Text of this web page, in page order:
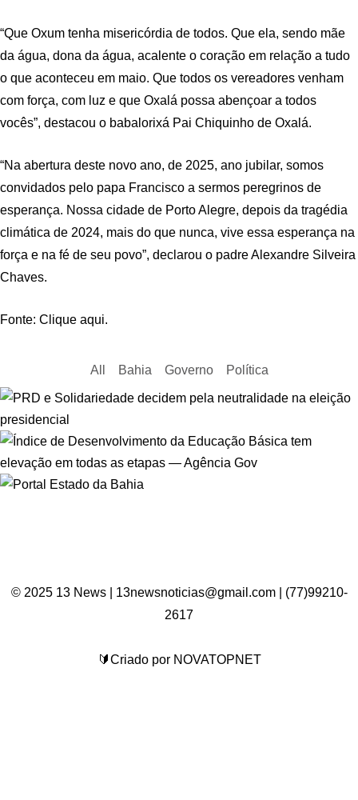
“Que Oxum tenha misericórdia de todos. Que ela, sendo mãe
da água, dona da água, acalente o coração em relação a tudo
o que aconteceu em maio. Que todos os vereadores venham
com força, com luz e que Oxalá possa abençoar a todos
vocês”, destacou o babalorixá Pai Chiquinho de Oxalá.
“Na abertura deste novo ano, de 2025, ano jubilar, somos
convidados pelo papa Francisco a sermos peregrinos de
esperança. Nossa cidade de Porto Alegre, depois da tragédia
climática de 2024, mais do que nunca, vive essa esperança na
força e na fé de seu povo”, declarou o padre Alexandre Silveira
Chaves.
Fonte: Clique aqui.
All Bahia Governo Política
© 2025 13 News | 13newsnoticias@gmail.com | (77)99210-
2617
🔰Criado por NOVATOPNET